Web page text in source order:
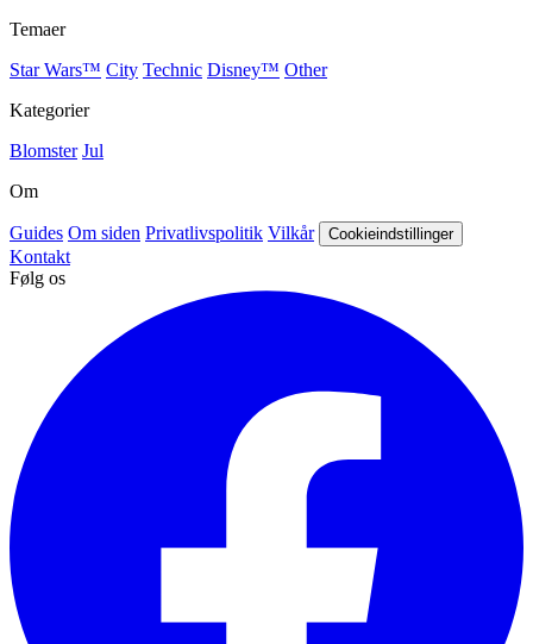
Temaer
Star Wars™ City Technic Disney™ Other
Kategorier
Blomster Jul
Om
Guides Om siden Privatlivspolitik Vilkår Cookieindstillinger
Kontakt
Følg os